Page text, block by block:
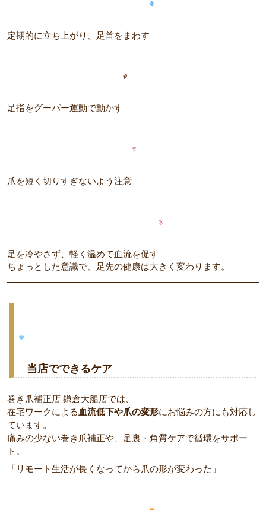
定期的に立ち上がり、足首をまわす
足指をグーパー運動で動かす
爪を短く切りすぎないよう注意
足を冷やさず、軽く温めて血流を促す
ちょっとした意識で、足先の健康は大きく変わります。
当店でできるケア
巻き爪補正店 鎌倉大船店では、
在宅ワークによる 血流低下や爪の変形にお悩みの方にも対応し
ています。
痛みの少ない巻き爪補正や、足裏・角質ケアで循環をサポー
ト。
「リモート生活が長くなってから爪の形が変わった」